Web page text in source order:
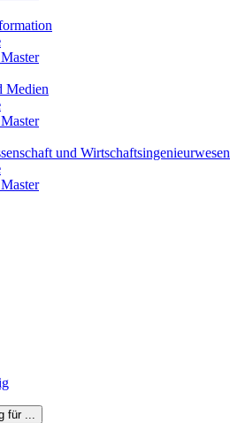
Medien
und Wirtschaftsingenieurwesen
für ...